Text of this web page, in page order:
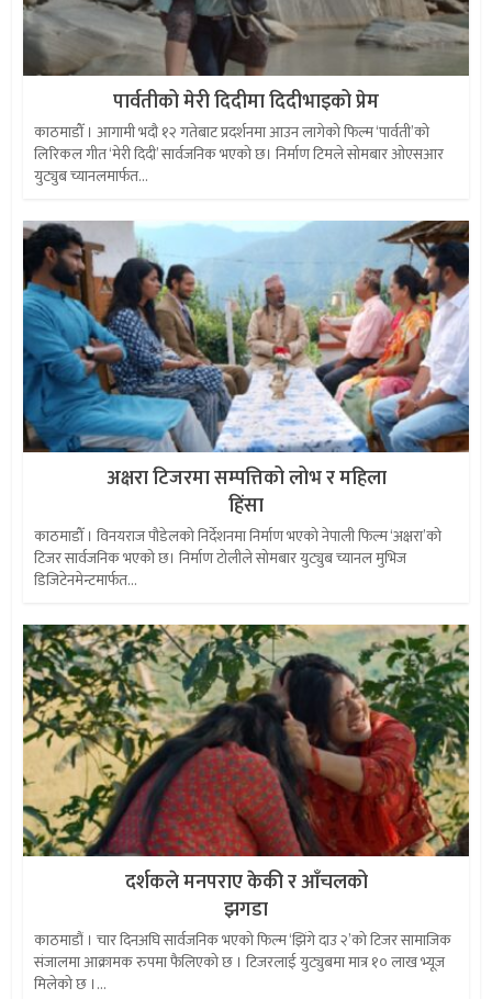
पार्वतीको मेरी दिदीमा दिदीभाइको प्रेम
काठमाडौँ । आगामी भदौ १२ गतेबाट प्रदर्शनमा आउन लागेको फिल्म ‘पार्वती’को
लिरिकल गीत ‘मेरी दिदी’ सार्वजनिक भएको छ। निर्माण टिमले सोमबार ओएसआर
युट्युब च्यानलमार्फत...
अक्षरा टिजरमा सम्पत्तिको लोभ र महिला
हिंसा
काठमाडौँ । विनयराज पौडेलको निर्देशनमा निर्माण भएको नेपाली फिल्म ‘अक्षरा’को
टिजर सार्वजनिक भएको छ। निर्माण टोलीले सोमबार युट्युब च्यानल मुभिज
डिजिटेनमेन्टमार्फत...
दर्शकले मनपराए केकी र आँचलको
झगडा
काठमाडौं । चार दिनअघि सार्वजनिक भएको फिल्म ‘झिंगे दाउ २’को टिजर सामाजिक
संजालमा आक्रामक रुपमा फैलिएको छ । टिजरलाई युट्युबमा मात्र १० लाख भ्यूज
मिलेको छ ।...